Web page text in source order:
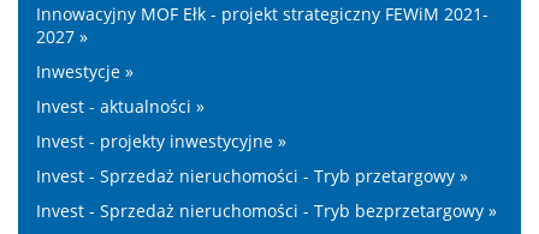
Innowacyjny MOF Ełk - projekt strategiczny FEWiM 2021-
2027 »
Inwestycje »
Invest - aktualności »
Invest - projekty inwestycyjne »
Invest - Sprzedaż nieruchomości - Tryb przetargowy »
Invest - Sprzedaż nieruchomości - Tryb bezprzetargowy »